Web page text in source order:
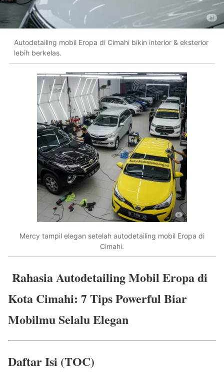
Autodetailing mobil Eropa di Cimahi bikin interior & eksterior
lebih berkelas.
Mercy tampil elegan setelah autodetailing mobil Eropa di
Cimahi.
Rahasia Autodetailing Mobil Eropa di
Kota Cimahi: 7 Tips Powerful Biar
Mobilmu Selalu Elegan
Daftar Isi (TOC)